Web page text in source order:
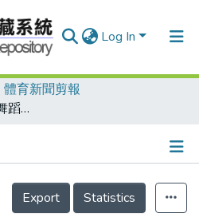
Log In
體育新聞剪報
民生舞評 白日夢連作 舞蹈劇場落實於社會的起點 編舞：陶馥蘭 舞碼：今晚不能寫作、三人舞、獨酌、他們 服裝設計：林璟如
Details
Export
Statistics